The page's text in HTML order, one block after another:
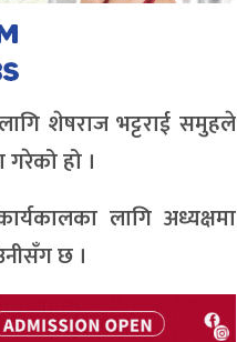
शेषराज भट्टराई समुहले
हो ।
लागि अध्यक्षमा
छ ।